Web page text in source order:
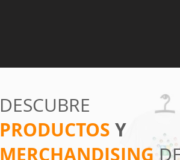
DESCUBRE
PRODUCTOS Y
MERCHANDISING